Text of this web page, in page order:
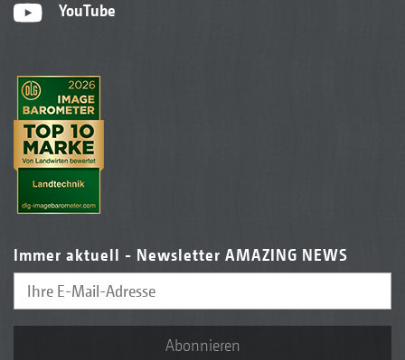
YouTube
Immer aktuell - Newsletter AMAZING NEWS
Abonnieren